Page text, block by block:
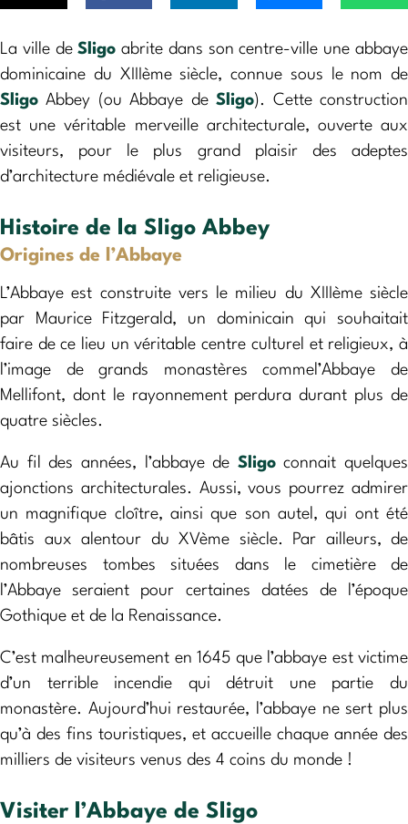
La ville deSligo abrite dans son centre-ville une abbaye
dominicaine du XIIIème siècle, connue sous le nom de
Sligo Abbey (ou Abbaye deSligo). Cette construction
est une véritable merveille architecturale, ouverte aux
visiteurs, pour le plus grand plaisir des adeptes
d’architecture médiévale et religieuse.
Histoire de la Sligo Abbey
Origines de l’Abbaye
L’Abbaye est construite vers le milieu du XIIIème siècle
par Maurice Fitzgerald, un dominicain qui souhaitait
faire de ce lieu un véritable centre culturel et religieux, à
l’image de grands monastères commel’Abbaye de
Mellifont, dont le rayonnement perdura durant plus de
quatre siècles.
Au fil des années, l’abbaye de Sligoconnait quelques
ajonctions architecturales. Aussi, vous pourrez admirer
un magnifique cloître, ainsi que son autel, qui ont été
bâtis aux alentour du XVème siècle. Par ailleurs, de
nombreuses tombes situées dans le cimetière de
l’Abbaye seraient pour certaines datées de l’époque
Gothique et de la Renaissance.
C’est malheureusement en 1645 que l’abbaye est victime
d’un terrible incendie qui détruit une partie du
monastère. Aujourd’hui restaurée, l’abbaye ne sert plus
qu’à des fins touristiques, et accueille chaque année des
milliers de visiteurs venus des 4 coins du monde !
Visiter l’Abbaye de Sligo